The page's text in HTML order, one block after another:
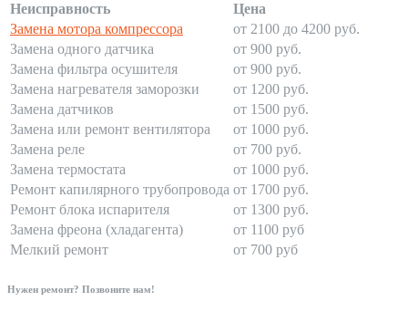
Неисправность
Цена
Замена мотора компрессора
от 2100 до 4200 руб.
Замена одного датчика
от 900 руб.
Замена фильтра осушителя
от 900 руб.
Замена нагревателя заморозки
от 1200 руб.
Замена датчиков
от 1500 руб.
Замена или ремонт вентилятора
от 1000 руб.
Замена реле
от 700 руб.
Замена термостата
от 1000 руб.
Ремонт капилярного трубопровода от 1700 руб.
Ремонт блока испарителя
от 1300 руб.
Замена фреона (хладагента)
от 1100 руб
Мелкий ремонт
от 700 руб
Нужен ремонт? Позвоните нам!